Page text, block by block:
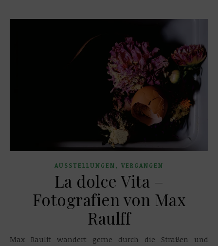
AUSSTELLUNGEN, VERGANGEN
La dolce Vita –
Fotografien von Max
Raulff
Max Raulff wandert gerne durch die Straßen und